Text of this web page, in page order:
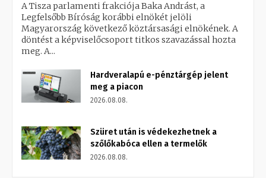
A Tisza parlamenti frakciója Baka Andrást, a
Legfelsőbb Bíróság korábbi elnökét jelöli
Magyarország következő köztársasági elnökének. A
döntést a képviselőcsoport titkos szavazással hozta
meg. A...
Hardveralapú e-pénztárgép jelent
meg a piacon
2026.08.08.
Szüret után is védekezhetnek a
szőlőkabóca ellen a termelők
2026.08.08.